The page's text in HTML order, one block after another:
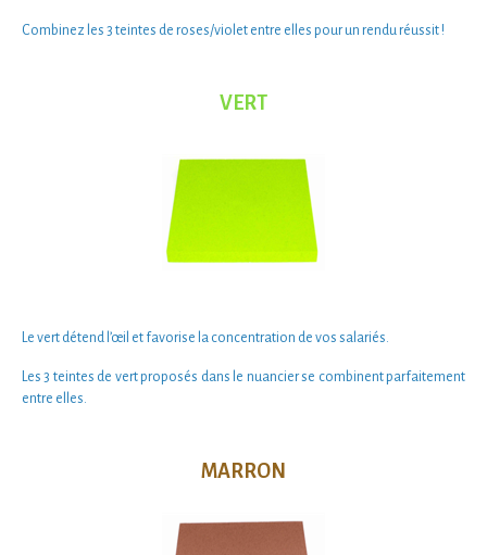
Combinez les 3 teintes de roses/violet entre elles pour un rendu réussit !
VERT
Le vert détend l’œil et favorise la concentration de vos salariés.
Les3 teintes de vertproposés dans le nuancier se combinent parfaitement
entre elles.
MARRON